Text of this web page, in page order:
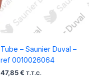
Tube – Saunier Duval –
ref 0010026064
47,85 € T.T.C.